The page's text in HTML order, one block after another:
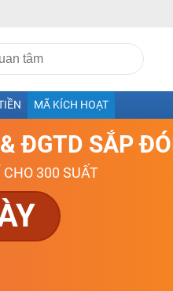
MÃ KÍCH HOẠT
ĐGTD SẮP
300 SUẤT